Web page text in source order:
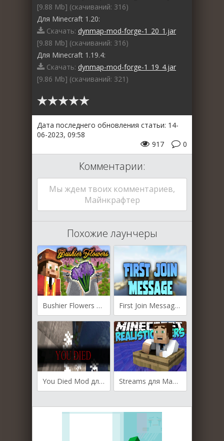
[9.88 Mb] (cкачиваний: 316)
Для Minecraft 1.20:
Скачать: dynmap-mod-forge-1_20_1.jar
[9.88 Mb] (cкачиваний: 316)
Для Minecraft 1.19.4:
Скачать: dynmap-mod-forge-1_19_4.jar
[9.86 Mb] (cкачиваний: 321)
Дата последнего обновления статьи: 14-
06-2023, 09:58
0
917
Комментарии:
Мы ждем твоих комментариев,
Майнкрафтер
Похожие лаунчеры
Bushier Flowers для Майнкрафт [1.20.1,1.20, 1.19.4] First Join Message для Майнкрафт [1.20.1, 1.20, 1.19.4]
You Died Mod для Майнкрафт [1.19.4, 1.19.2, 1.18.2] Streams для Майнкрафт [1.12.2, 1.11.2, 1.10.2]